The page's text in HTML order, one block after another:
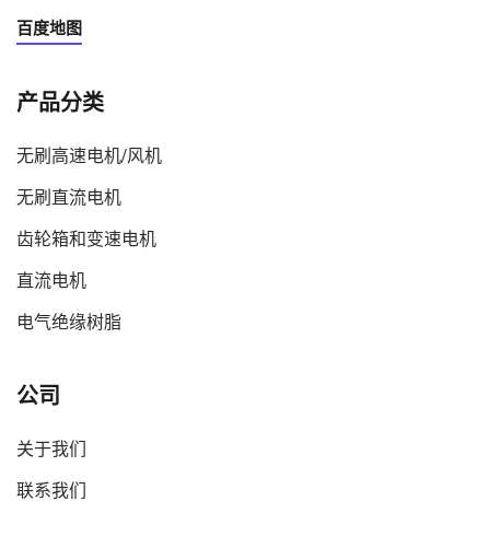
百度地图
产品分类
无刷高速电机/风机
无刷直流电机
齿轮箱和变速电机
直流电机
电气绝缘树脂
公司
关于我们
联系我们